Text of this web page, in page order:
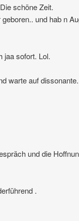
schöne Zeit.
und hab n
jaa sofort. Lol.
warte auf dissonante.
und die
.